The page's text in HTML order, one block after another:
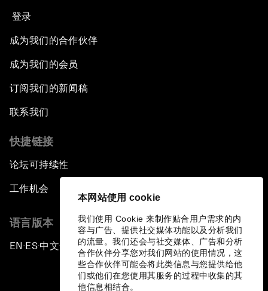
本网站使用 cookie
我们使用 Cookie 来制作贴合用户需求的内
容与广告、提供社交媒体功能以及分析我们
的流量。我们还会与社交媒体、广告和分析
合作伙伴分享您对我们网站的使用情况，这
些合作伙伴可能会将此类信息与您提供给他
们或他们在您使用其服务的过程中收集的其
他信息相结合。
登录
成为我们的合作伙伴
成为我们的会员
订阅我们的新闻稿
联系我们
快捷链接
论坛可持续性
工作机会
语言版本
EN ▪ES▪中文▪ 日本語